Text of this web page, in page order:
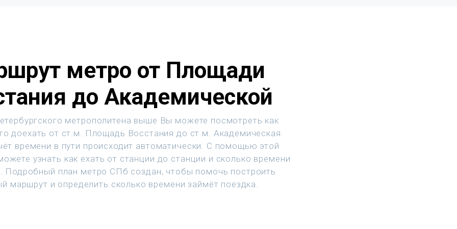
метро от Площади
до Академической
метрополитена выше Вы можете посмотреть как
доехать от ст.м. Площадь Восстания до ст.м. Академическая.
времени в пути происходит автоматически. С помощью этой
узнать как ехать от станции до станции и сколько времени
Подробный план метро СПб создан, чтобы помочь построить
маршрут и определить сколько времени займёт поездка.